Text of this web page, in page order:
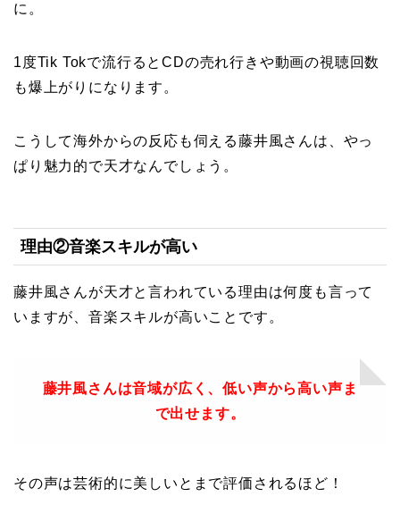
に。
1度Tik Tokで流行るとCDの売れ行きや動画の視聴回数
も爆上がりになります。
こうして海外からの反応も伺える藤井風さんは、やっ
ぱり魅力的で天才なんでしょう。
理由②音楽スキルが高い
藤井風さんが天才と言われている理由は何度も言って
いますが、音楽スキルが高いことです。
藤井風さんは音域が広く、低い声から高い声ま
で出せます。
その声は芸術的に美しいとまで評価されるほど！